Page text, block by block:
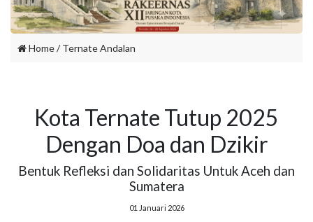
Home/Ternate Andalan
Kota Ternate Tutup 2025
Dengan Doa dan Dzikir
Bentuk Refleksi dan Solidaritas Untuk Aceh dan
Sumatera
01 Januari 2026